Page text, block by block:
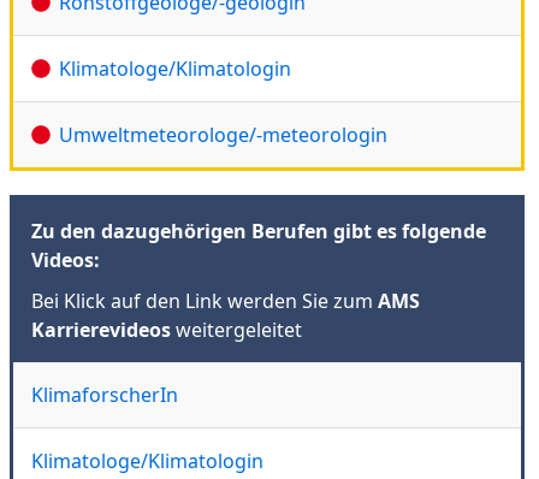
Klimatologe/Klimatologin
Umweltmeteorologe/-meteorologin
Zu den dazugehörigen Berufen gibt es folgende
Videos:
Bei Klick auf den Link werden Sie zum AMS
Karrierevideosweitergeleitet
KlimaforscherIn
Klimatologe/Klimatologin